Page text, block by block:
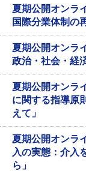
夏期公開オンラ
国際分業体制の
夏期公開オンラ
政治・社会・経
夏期公開オンラ
に関する指導原
えて」
夏期公開オンラ
入の実態：介入
ら」